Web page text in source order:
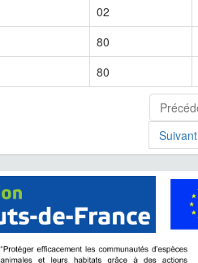
02
80
80
Suivant